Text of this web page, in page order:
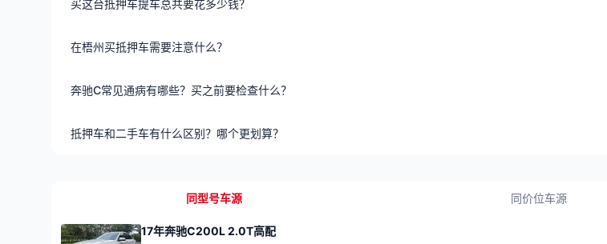
买这台抵押车提车总共要花多少钱？
在梧州买抵押车需要注意什么？
奔驰C常见通病有哪些？买之前要检查什么？
抵押车和二手车有什么区别？哪个更划算？
同型号车源 同价位车源
17年奔驰C200L 2.0T高配